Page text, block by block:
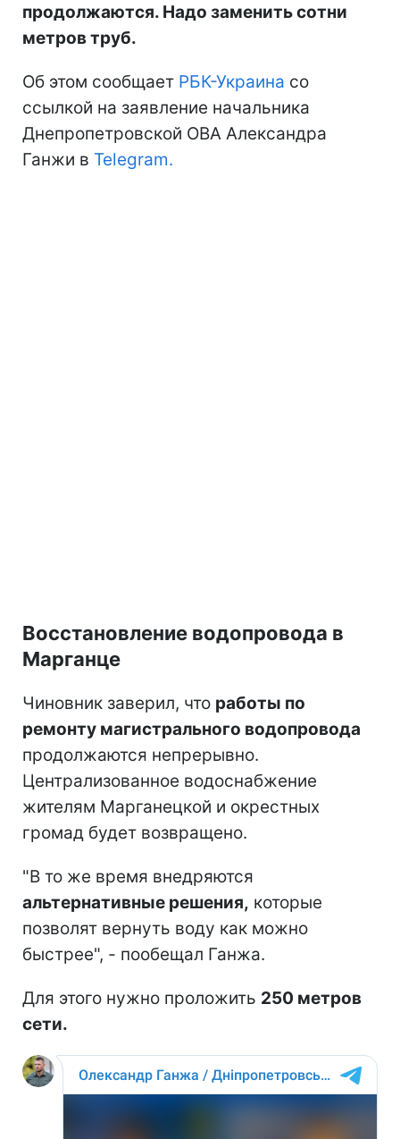
продолжаются. Надо заменить сотни
метров труб.
Об этом сообщает РБК-Украина со
ссылкой на заявление начальника
Днепропетровской ОВА Александра
Ганжи в Telegram.
Восстановление водопровода в
Марганце
Чиновник заверил, что работы по
ремонту магистрального водопровода
продолжаются непрерывно.
Централизованное водоснабжение
жителям Марганецкой и окрестных
громад будет возвращено.
"В то же время внедряются
альтернативные решения, которые
позволят вернуть воду как можно
быстрее", - пообещал Ганжа.
Для этого нужно проложить 250 метров
сети.